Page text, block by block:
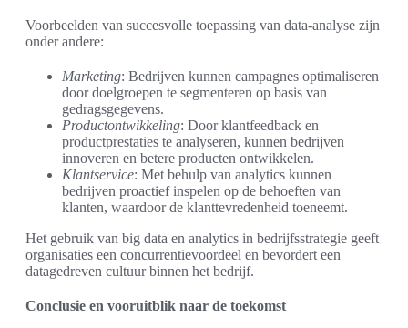
Voorbeelden van succesvolle toepassing van data-analyse zijn
onder andere:
Marketing: Bedrijven kunnen campagnes optimaliseren
door doelgroepen te segmenteren op basis van
gedragsgegevens.
Productontwikkeling: Door klantfeedback en
productprestaties te analyseren, kunnen bedrijven
innoveren en betere producten ontwikkelen.
Klantservice: Met behulp van analytics kunnen
bedrijven proactief inspelen op de behoeften van
klanten, waardoor de klanttevredenheid toeneemt.
Het gebruik van big data en analytics in bedrijfsstrategie geeft
organisaties een concurrentievoordeel en bevordert een
datagedreven cultuur binnen het bedrijf.
Conclusie en vooruitblik naar de toekomst